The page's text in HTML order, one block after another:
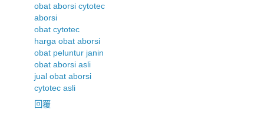
obat aborsi cytotec
aborsi
obat cytotec
harga obat aborsi
obat peluntur janin
obat aborsi asli
jual obat aborsi
cytotec asli
回覆